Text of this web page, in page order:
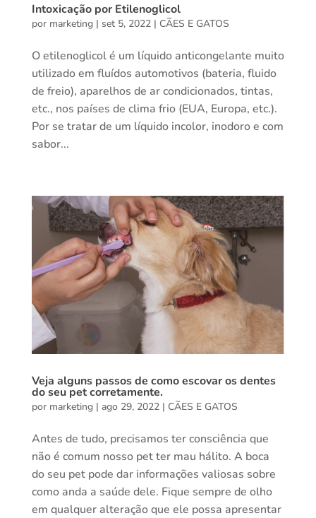
Intoxicação por Etilenoglicol
por marketing| set 5, 2022| CÃES E GATOS
O etilenoglicol é um líquido anticongelante muito
utilizado em fluídos automotivos (bateria, fluido
de freio), aparelhos de ar condicionados, tintas,
etc., nos países de clima frio (EUA, Europa, etc.).
Por se tratar de um líquido incolor, inodoro e com
sabor...
Veja alguns passos de como escovar os dentes
do seu pet corretamente.
por marketing| ago 29, 2022| CÃES E GATOS
Antes de tudo, precisamos ter consciência que
não é comum nosso pet ter mau hálito. A boca
do seu pet pode dar informações valiosas sobre
como anda a saúde dele. Fique sempre de olho
em qualquer alteração que ele possa apresentar